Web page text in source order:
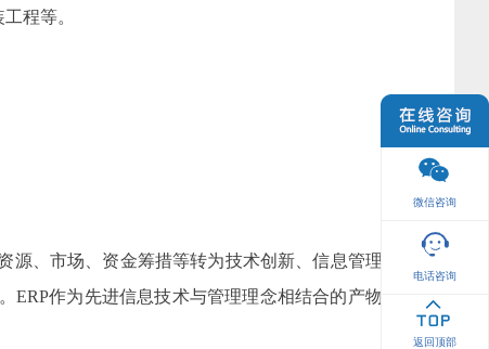
程等。
、市场、资金筹措等转为技术创新、信息管理和
作为先进信息技术与管理理念相结合的产物，
微信咨询
电话咨询
返回顶部